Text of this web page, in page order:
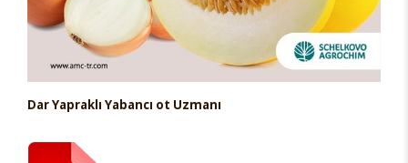
Dar Yapraklı Yabancı ot Uzmanı